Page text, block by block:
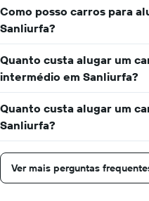
Como posso carros para
Sanliurfa?
Quanto custa alugar um
intermédio em Sanliurfa?
Quanto custa alugar um
Sanliurfa?
Ver mais perguntas